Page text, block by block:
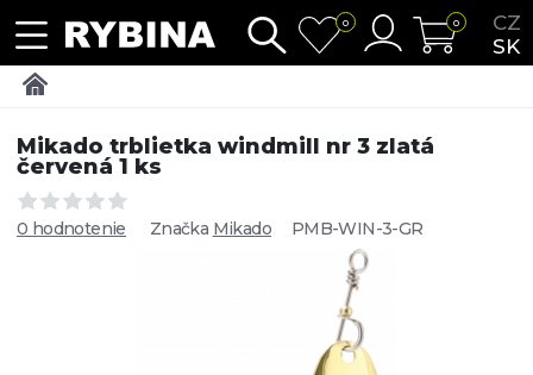
CZ
SK
0 0
Mikado trblietka windmill nr 3 zlatá
červená 1 ks
0 hodnotenie Značka Mikado PMB-WIN-3-GR